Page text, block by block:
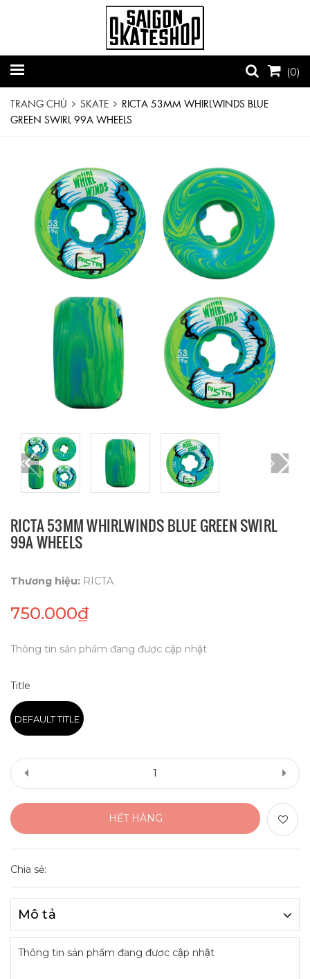
(0)
TRANG CHỦ SKATE
RICTA 53MM WHIRLWINDS BLUE
GREEN SWIRL 99A WHEELS
RICTA 53MM WHIRLWINDS BLUE GREEN SWIRL
99A WHEELS
Thương hiệu: RICTA
750.000₫
Thông tin sản phẩm đang được cập nhật
Title
DEFAULT TITLE
HẾT HÀNG
Chia sẻ:
Mô tả
Thông tin sản phẩm đang được cập nhật